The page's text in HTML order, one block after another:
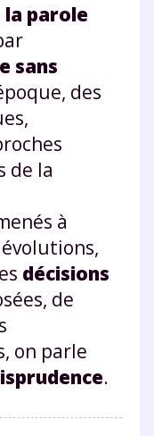
la parole
sans
des
de la
à
décisions
de
on parle
.